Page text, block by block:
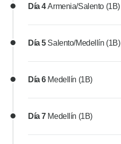
Día 4Armenia/Salento (1B)
Día 5 Salento/Medellín (1B)
Día 6 Medellín (1B)
Día 7 Medellín (1B)